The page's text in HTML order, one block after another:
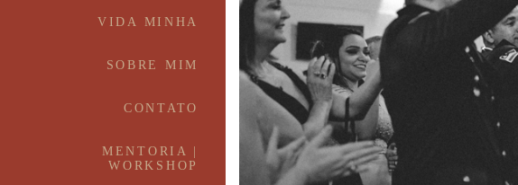
VIDA MINHA
SOBRE MIM
CONTATO
MENTORIA |
WORKSHOP